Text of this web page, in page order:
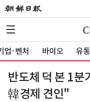
업·벤처 바이오 유통
반도체 덕 본 1
韓경제 견인"